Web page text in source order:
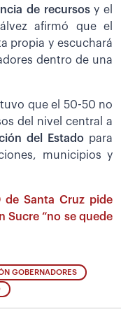
de recursosy el
afirmó que el
propia y escuchará
dentro de una
que el 50-50 no
del nivel central a
del Estado para
municipios y
de Santa Cruz pide
Sucre “no se quede
GOBERNADORES